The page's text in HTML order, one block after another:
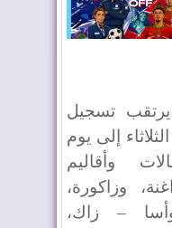
يرتقب تسجيل
إلى يوم
وأقاليم
وزاكورة،
– زاك،